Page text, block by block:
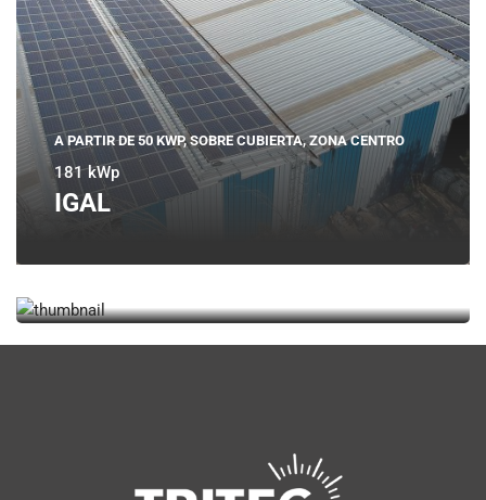
A PARTIR DE 50 KWP, SOBRE CUBIERTA, ZONA CENTRO
181 kWp
IGAL
A PARTIR DE 50 KWP, SOBRE CUBIERTA, ZONA CENTRO
FRUTOS DEL MAIPO